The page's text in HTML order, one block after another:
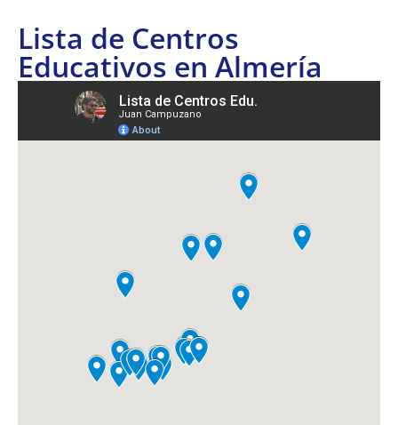
Lista de Centros
Educativos en Almería